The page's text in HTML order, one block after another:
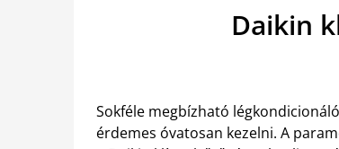
Daikin
Sokféle megbízható
érdemes óvatosan kezelni. A